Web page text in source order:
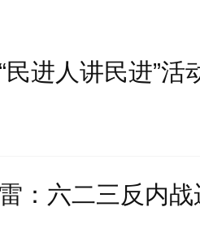
民进人讲民进”活
：六二三反内战